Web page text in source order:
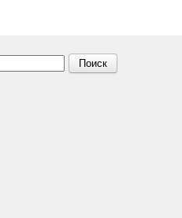
Поиск